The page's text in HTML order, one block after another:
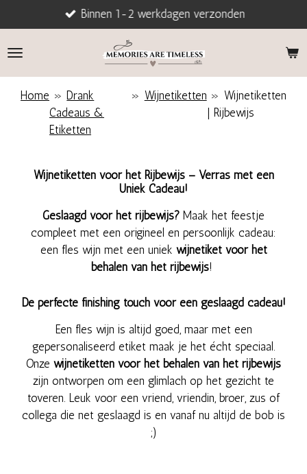
direct
naar
Binnen 1-2 werkdagen verzonden
Home » Drank
Cadeaus &
Etiketten
» Wijnetiketten » Wijnetiketten
| Rijbewijs
Wijnetiketten voor het Rijbewijs – Verras met een
Uniek Cadeau!
Geslaagd voor het rijbewijs? Maak het feestje
compleet met een origineel en persoonlijk cadeau:
een fles wijn met een uniek wijnetiket voor het
behalen van het rijbewijs!
De perfecte finishing touch voor een geslaagd cadeau!
Een fles wijn is altijd goed, maar met een
gepersonaliseerd etiket maak je het écht speciaal.
Onze wijnetiketten voor het behalen van het rijbewijs
zijn ontworpen om een glimlach op het gezicht te
toveren. Leuk voor een vriend, vriendin, broer, zus of
collega die net geslaagd is en vanaf nu altijd de bob is
;)